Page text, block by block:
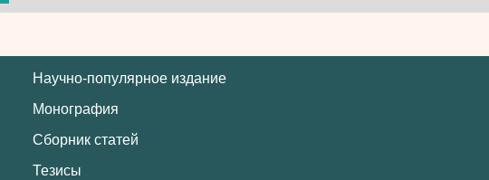
Научно-популярное издание
Монография
Сборник статей
Тезисы